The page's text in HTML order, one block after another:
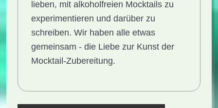
lieben, mit alkoholfreien Mocktails zu
experimentieren und darüber zu
schreiben. Wir haben alle etwas
gemeinsam - die Liebe zur Kunst der
Mocktail-Zubereitung.